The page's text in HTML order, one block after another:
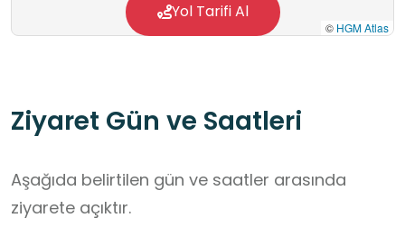
© HGM Atlas
Yol Tarifi Al
Ziyaret Gün ve Saatleri
Aşağıda belirtilen gün ve saatler arasında
ziyarete açıktır.